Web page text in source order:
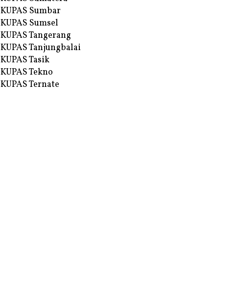
KUPAS Sumbar
KUPAS Sumsel
KUPAS Tangerang
KUPAS Tanjungbalai
KUPAS Tasik
KUPAS Tekno
KUPAS Ternate